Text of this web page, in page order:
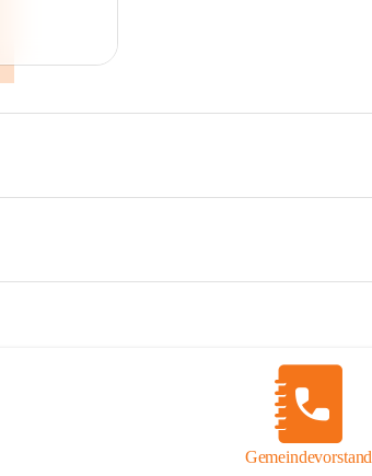
Gemeindevorstand